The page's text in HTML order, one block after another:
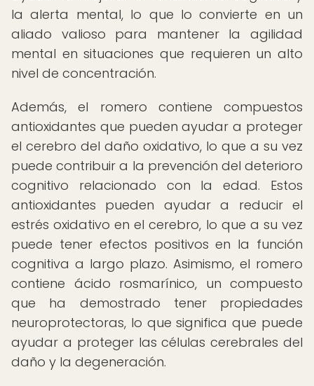
la alerta mental, lo que lo convierte en un
aliado valioso para mantener la agilidad
mental en situaciones que requieren un alto
nivel de concentración.
Además, el romero contiene compuestos
antioxidantes que pueden ayudar a proteger
el cerebro del daño oxidativo, lo que a su vez
puede contribuir a la prevención del deterioro
cognitivo relacionado con la edad. Estos
antioxidantes pueden ayudar a reducir el
estrés oxidativo en el cerebro, lo que a su vez
puede tener efectos positivos en la función
cognitiva a largo plazo. Asimismo, el romero
contiene ácido rosmarínico, un compuesto
que ha demostrado tener propiedades
neuroprotectoras, lo que significa que puede
ayudar a proteger las células cerebrales del
daño y la degeneración.